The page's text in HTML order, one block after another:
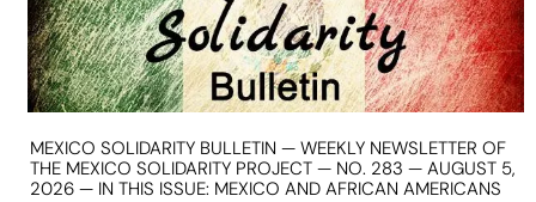
MEXICO SOLIDARITY BULLETIN — WEEKLY NEWSLETTER OF
THE MEXICO SOLIDARITY PROJECT — NO. 283 — AUGUST 5,
2026 — IN THIS ISSUE: MEXICO AND AFRICAN AMERICANS